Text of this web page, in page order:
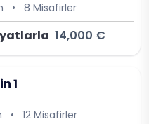
• 8 Misafirler
14,000 €
1
• 12 Misafirler